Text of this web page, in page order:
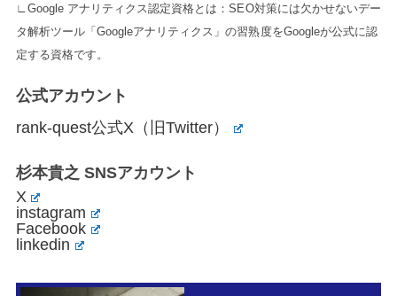
∟Google アナリティクス認定資格とは：SEO対策には欠かせないデー
タ解析ツール「Googleアナリティクス」の習熟度をGoogleが公式に認
定する資格です。
公式アカウント
rank-quest公式X（旧Twitter）
杉本貴之 SNSアカウント
X
instagram
Facebook
linkedin